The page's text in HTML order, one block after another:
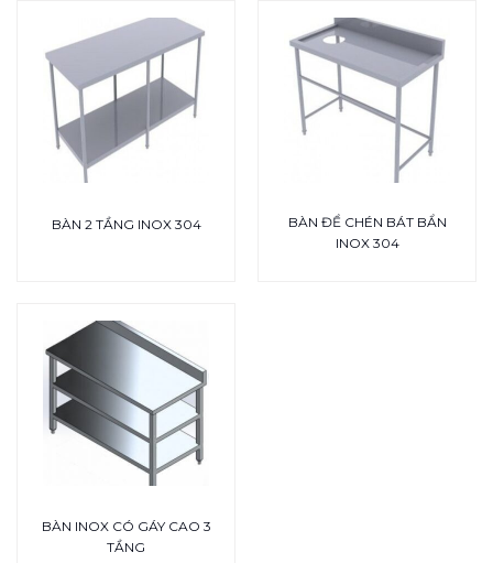
BÀN 2 TẦNG INOX 304
BÀN ĐỂ CHÉN BÁT BẨN
INOX 304
BÀN INOX CÓ GÁY CAO 3
TẦNG